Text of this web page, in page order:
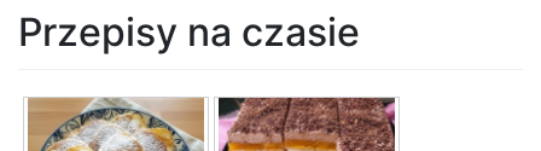
Przepisy na czasie